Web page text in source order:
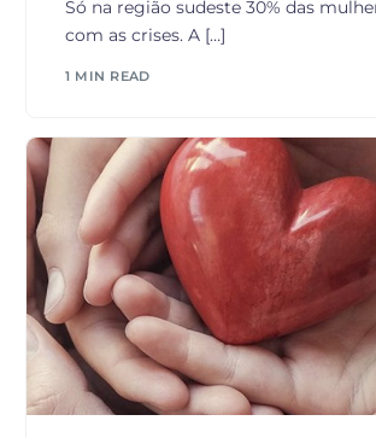
Só na região sudeste 30% das
com as crises. A […]
1 MIN READ